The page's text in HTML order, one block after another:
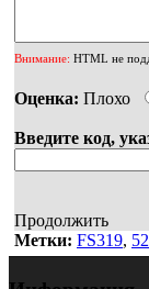
Внимание: HTML не
Оценка: Плохо
Введите код,
Продолжить
Метки: FS319,